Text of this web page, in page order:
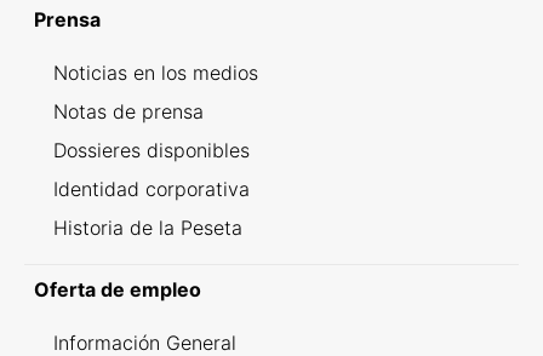
Prensa
Noticias en los medios
Notas de prensa
Dossieres disponibles
Identidad corporativa
Historia de la Peseta
Oferta de empleo
Información General